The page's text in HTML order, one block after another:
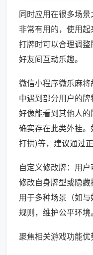
同时应用在很多场
非常有用的，使用
打牌时可以合理调
好友间互动乐趣。
微信小程序微乐麻
中遇到部分用户的
好像能看到其他人的
确实存在此类外挂
打拱)等，建议通过
自定义修改牌：用户
修改自身牌型或隐藏
用于多种场景（如
规则，维护公平环境。
聚焦相关游戏功能优